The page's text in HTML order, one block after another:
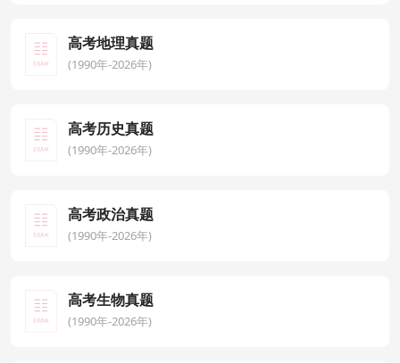
高考地理真题
(1990年-2026年)
高考历史真题
(1990年-2026年)
高考政治真题
(1990年-2026年)
高考生物真题
(1990年-2026年)